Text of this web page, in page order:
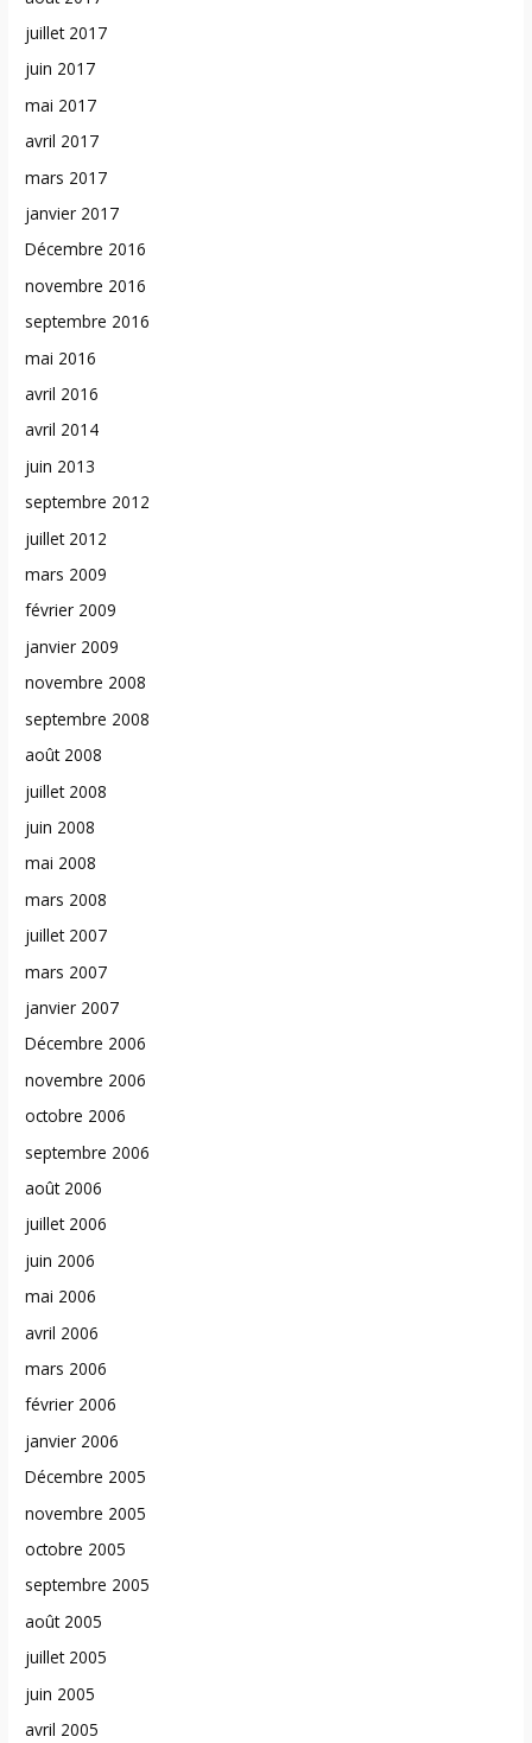
juillet 2017
juin 2017
mai 2017
avril 2017
mars 2017
janvier 2017
Décembre 2016
novembre 2016
septembre 2016
mai 2016
avril 2016
avril 2014
juin 2013
septembre 2012
juillet 2012
mars 2009
février 2009
janvier 2009
novembre 2008
septembre 2008
août 2008
juillet 2008
juin 2008
mai 2008
mars 2008
juillet 2007
mars 2007
janvier 2007
Décembre 2006
novembre 2006
octobre 2006
septembre 2006
août 2006
juillet 2006
juin 2006
mai 2006
avril 2006
mars 2006
février 2006
janvier 2006
Décembre 2005
novembre 2005
octobre 2005
septembre 2005
août 2005
juillet 2005
juin 2005
avril 2005